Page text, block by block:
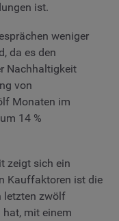
ist.
weniger
da es den
Nachhaltigkeit
von
Monaten im
14 %
zeigt sich ein
Kauffaktoren ist die
letzten zwölf
mit einem